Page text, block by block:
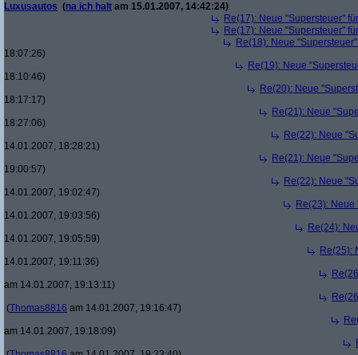
Luxusautos (na ich halt am 15.01.2007, 14:42:24)
Re(17): Neue "Supersteuer"
Re(17): Neue "Supersteuer"
Re(18): Neue
18:07:26)
Re(19): Neue
18:10:46)
Re(20): Neue
18:17:17)
Re(21): Neue
18:27:06)
Re(22): Neue
14.01.2007, 18:28:21)
Re(21): Neue
19:00:57)
Re(22): Neue
14.01.2007, 19:02:47)
Re(23):
14.01.2007, 19:03:56)
Re(24):
14.01.2007, 19:05:59)
Re(25):
14.01.2007, 19:11:36)
am 14.01.2007, 19:13:11)
(Thomas8816 am 14.01.2007, 19:16:47)
am 14.01.2007, 19:18:09)